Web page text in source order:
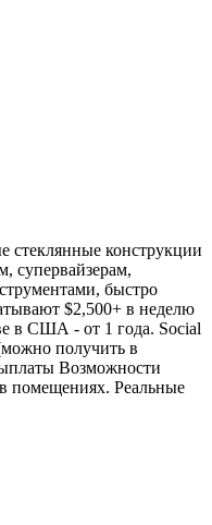
стеклянные конструкции
супервайзерам,
быстро
$2,500+ в неделю
в США - от 1 года. Social
получить в
Возможности
помещениях. Реальные